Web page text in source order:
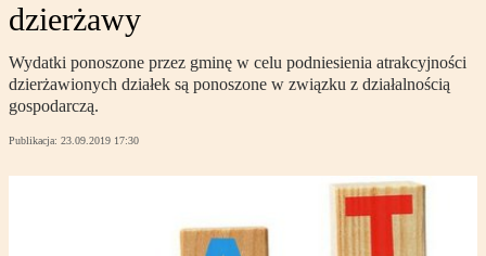
dzierżawy
Wydatki ponoszone przez gminę w celu podniesienia atrakcyjności
dzierżawionych działek są ponoszone w związku z działalnością
gospodarczą.
Publikacja: 23.09.2019 17:30